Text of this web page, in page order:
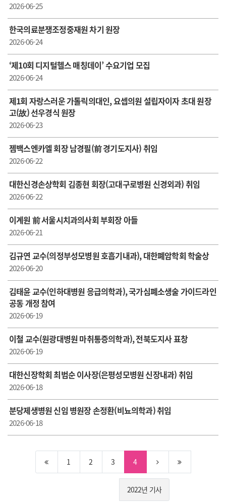
2026-06-25
한국의료분쟁조정중재원 차기 원장
2026-06-24
‘제10회 디지털헬스 매칭데이’ 수요기업 모집
2026-06-24
제1회 자랑스러운 가톨릭의대인, 요셉의원 설립자이자 초대 원장
고(故) 선우경식 원장
2026-06-23
젬백스엔카엘 회장 남경필(前 경기도지사) 취임
2026-06-22
대한신경손상학회 김종현 회장(고대구로병원 신경외과) 취임
2026-06-22
이계원 前 서울시치과의사회 부회장 아들
2026-06-21
김규연 교수(의정부성모병원 호흡기내과), 대한폐암학회 학술상
2026-06-20
김태윤 교수(인하대병원 응급의학과), 국가심폐소생술 가이드라인
공동 개정 참여
2026-06-19
이철 교수(원광대병원 마취통증의학과), 전북도지사 표창
2026-06-19
대한신장학회 최범순 이사장(은평성모병원 신장내과) 취임
2026-06-18
분당제생병원 신임 병원장 손정환(비뇨의학과) 취임
2026-06-18
1 2 3 4
2022년 기사